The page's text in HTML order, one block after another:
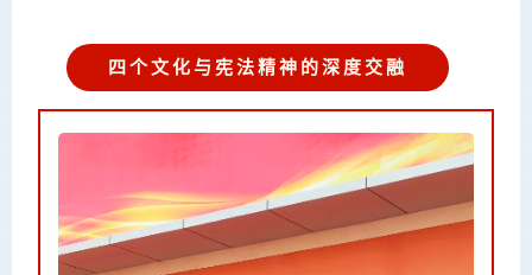
四个文化与宪法精神的深度交融